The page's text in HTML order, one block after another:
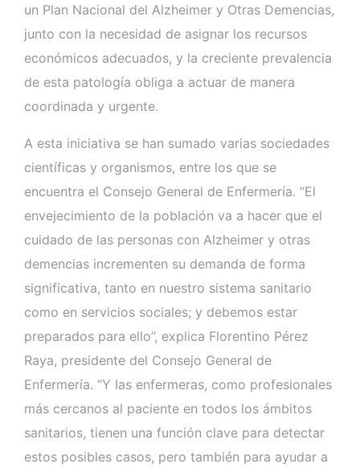
un Plan Nacional del Alzheimer y Otras Demencias,
junto con la necesidad de asignar los recursos
económicos adecuados, y la creciente prevalencia
de esta patología obliga a actuar de manera
coordinada y urgente.
A esta iniciativa se han sumado varias sociedades
científicas y organismos, entre los que se
encuentra el Consejo General de Enfermería. “El
envejecimiento de la población va a hacer que el
cuidado de las personas con Alzheimer y otras
demencias incrementen su demanda de forma
significativa, tanto en nuestro sistema sanitario
como en servicios sociales; y debemos estar
preparados para ello”, explica Florentino Pérez
Raya, presidente del Consejo General de
Enfermería. “Y las enfermeras, como profesionales
más cercanos al paciente en todos los ámbitos
sanitarios, tienen una función clave para detectar
estos posibles casos, pero también para ayudar a